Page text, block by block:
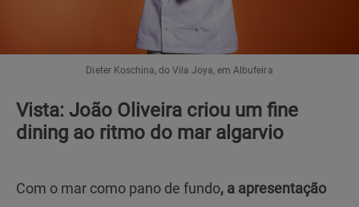
Dieter Koschina, do Vila Joya, em Albufeira
Vista: João Oliveira criou um fine
dining ao ritmo do mar algarvio
Com o mar como pano de fundo, a apresentação